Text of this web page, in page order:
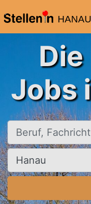
HANAU
Jobs
Beruf, Fachrichtung,
Ort, Stadt